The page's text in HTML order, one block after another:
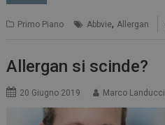
Primo Piano Abbvie, Allergan
Allergan si scinde?
20 Giugno 2019 Marco Landucci